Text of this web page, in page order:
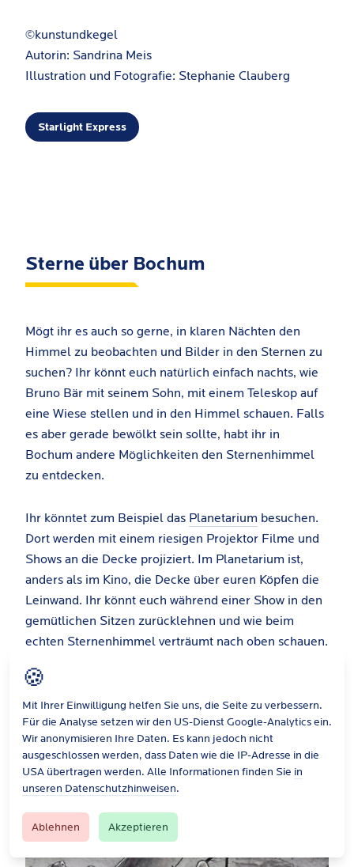
©kunstundkegel
Autorin: Sandrina Meis
Illustration und Fotografie: Stephanie Clauberg
Starlight Express
Sterne über Bochum
Mögt ihr es auch so gerne, in klaren Nächten den
Himmel zu beobachten und Bilder in den Sternen zu
suchen? Ihr könnt euch natürlich einfach nachts, wie
Bruno Bär mit seinem Sohn, mit einem Teleskop auf
eine Wiese stellen und in den Himmel schauen. Falls
es aber gerade bewölkt sein sollte, habt ihr in
Bochum andere Möglichkeiten den Sternenhimmel
zu entdecken.
Ihr könntet zum Beispiel das Planetarium besuchen.
Dort werden mit einem riesigen Projektor Filme und
Shows an die Decke projiziert. Im Planetarium ist,
anders als im Kino, die Decke über euren Köpfen die
Leinwand. Ihr könnt euch während einer Show in den
gemütlichen Sitzen zurücklehnen und wie beim
echten Sternenhimmel verträumt nach oben schauen.
Familien.
🍪
Mit Ihrer Einwilligung helfen Sie uns, die Seite zu verbessern.
Für die Analyse setzen wir den US-Dienst Google-Analytics ein.
Wir anonymisieren Ihre Daten. Es kann jedoch nicht
ausgeschlossen werden, dass Daten wie die IP-Adresse in die
USA übertragen werden. Alle Informationen finden Sie in
unseren Datenschutzhinweisen.
Ablehnen Akzeptieren